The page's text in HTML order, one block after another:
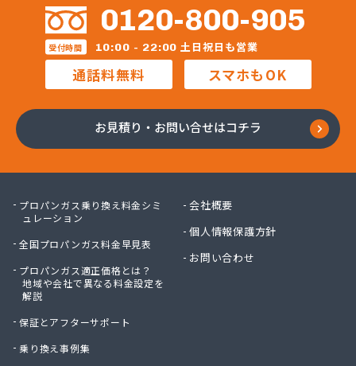
0120-800-905
受付時間 10:00 - 22:00 土日祝日も営業
通話料無料 スマホもOK
お見積り・お問い合せはコチラ
プロパンガス乗り換え料金シミ
ュレーション
全国プロパンガス料金早見表
プロパンガス適正価格とは？
地域や会社で異なる料金設定を
解説
保証とアフターサポート
乗り換え事例集
会社概要
個人情報保護方針
お問い合わせ